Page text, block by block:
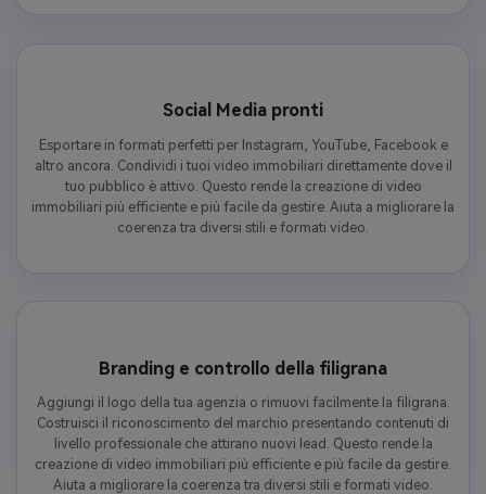
Social Media pronti
Esportare in formati perfetti per Instagram, YouTube, Facebook e
altro ancora. Condividi i tuoi video immobiliari direttamente dove il
tuo pubblico è attivo. Questo rende la creazione di video
immobiliari più efficiente e più facile da gestire. Aiuta a migliorare la
coerenza tra diversi stili e formati video.
Branding e controllo della filigrana
Aggiungi il logo della tua agenzia o rimuovi facilmente la filigrana.
Costruisci il riconoscimento del marchio presentando contenuti di
livello professionale che attirano nuovi lead. Questo rende la
creazione di video immobiliari più efficiente e più facile da gestire.
Aiuta a migliorare la coerenza tra diversi stili e formati video.